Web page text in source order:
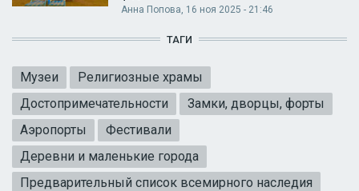
Анна Попова, 16 ноя 2025 - 21:46
ТАГИ
Музеи
Религиозные храмы
Достопримечательности
Замки, дворцы, форты
Аэропорты
Фестивали
Деревни и маленькие города
Предварительный список всемирного наследия